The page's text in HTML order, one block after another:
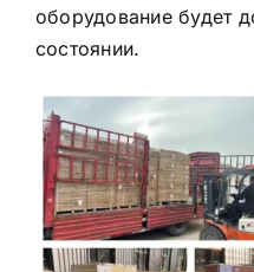
оборудование будет
состоянии.